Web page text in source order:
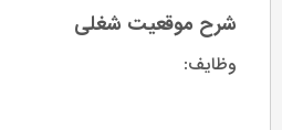
شرح موقعیت شغلی
وظایف: